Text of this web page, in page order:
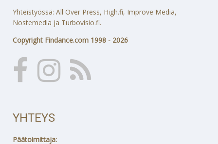
Yhteistyössä: All Over Press, High.fi, Improve Media,
Nostemedia ja Turbovisio.fi.
Copyright Findance.com 1998 - 2026
YHTEYS
Päätoimittaja: